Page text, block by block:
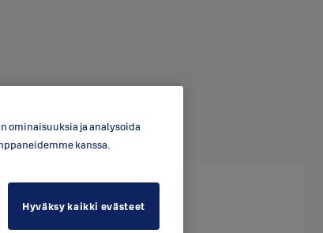
ominaisuuksia ja analysoida
kanssa.
Hyväksy kaikki evästeet